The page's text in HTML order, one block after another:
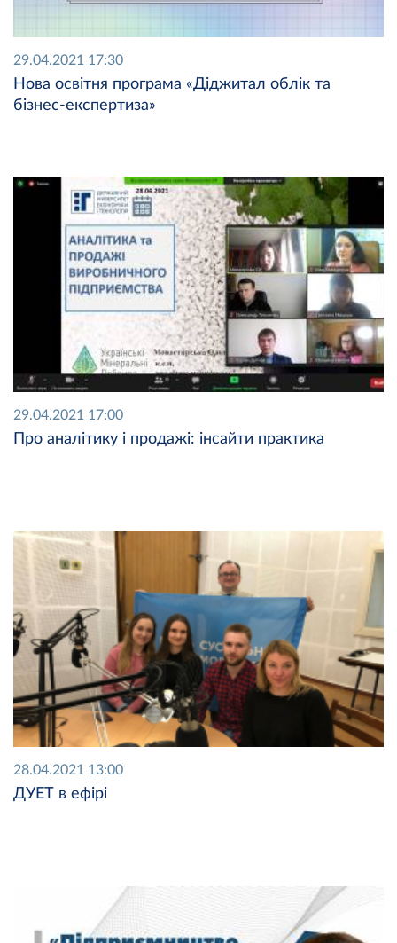
29.04.2021 17:30
Нова освітня програма «Діджитал облік та
бізнес-експертиза»
29.04.2021 17:00
Про аналітику і продажі: інсайти практика
28.04.2021 13:00
ДУЕТ в ефірі